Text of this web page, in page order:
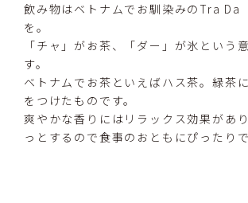
飲み物はベトナムでお馴染みのTra Da
を。
「チャ」がお茶、「ダー」が氷という
す。
ベトナムでお茶といえばハス茶。緑茶
をつけたものです。
爽やかな香りにはリラックス効果があ
っとするので食事のおともにぴったり